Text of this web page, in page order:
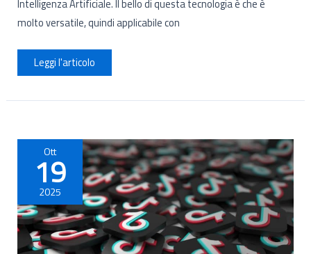
Intelligenza Artificiale. Il bello di questa tecnologia è che è
molto versatile, quindi applicabile con
Fare
Soldi
con
Artificiale:
2026
Leggi l'articolo
Ott
19
2025